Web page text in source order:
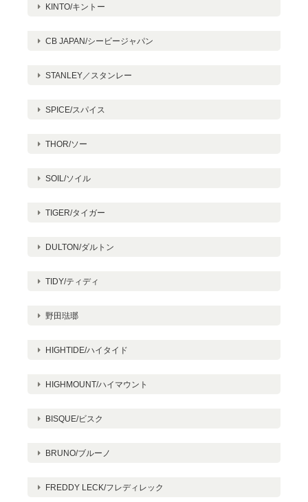
KINTO/キントー
CB JAPAN/シービージャパン
STANLEY／スタンレー
SPICE/スパイス
THOR/ソー
SOIL/ソイル
TIGER/タイガー
DULTON/ダルトン
TIDY/ティディ
野田琺瑯
HIGHTIDE/ハイタイド
HIGHMOUNT/ハイマウント
BISQUE/ビスク
BRUNO/ブルーノ
FREDDY LECK/フレディレック